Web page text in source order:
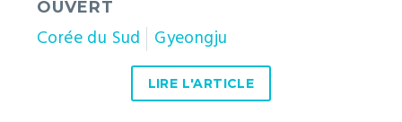
OUVERT
Corée du Sud Gyeongju
LIRE L'ARTICLE